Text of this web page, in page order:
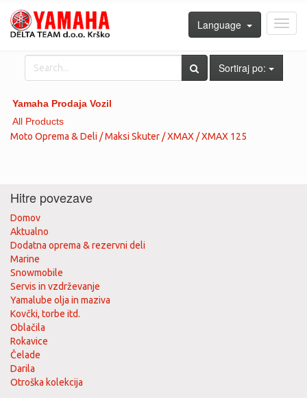
Language
Sortiraj po:
Yamaha Prodaja Vozil
All Products
Moto Oprema & Deli / Maksi Skuter / XMAX / XMAX 125
Hitre povezave
Domov
Aktualno
Dodatna oprema & rezervni deli
Marine
Snowmobile
Servis in vzdrževanje
Yamalube olja in maziva
Kovčki, torbe itd.
Oblačila
Rokavice
Čelade
Darila
Otroška kolekcija